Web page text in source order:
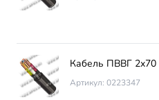
Кабель ПВВГ 2х70
Артикул: 0223347